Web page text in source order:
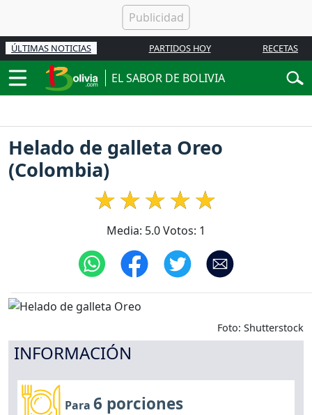
ÚLTIMAS NOTICIAS PARTIDOS HOY RECETAS
EL SABOR DE BOLIVIA
Helado de galleta Oreo
(Colombia)
Media: 5.0Votos: 1
Foto: Shutterstock
INFORMACIÓN
Para6 porciones